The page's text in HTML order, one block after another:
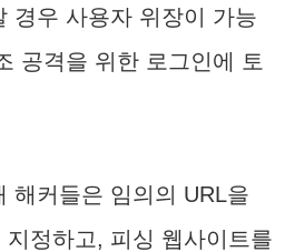
경우 사용자 위장이 가능
공격을 위한 로그인에 토
해커들은 임의의 URL을
정하고, 피싱 웹사이트를